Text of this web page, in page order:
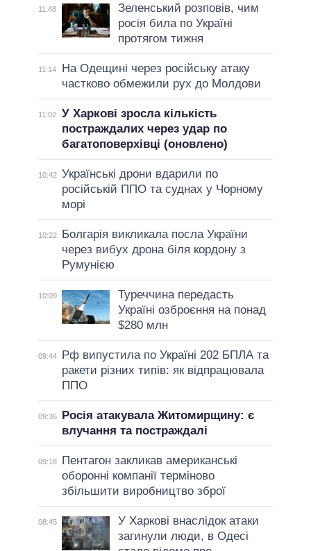
11:48
Зеленський розповів, чим
росія била по Україні
протягом тижня
11:14
На Одещині через російську атаку
частково обмежили рух до Молдови
11:02
У Харкові зросла кількість
постраждалих через удар по
багатоповерхівці (оновлено)
10:42 Українські дрони вдарили по
російській ППО та суднах у Чорному
морі
10:22
Болгарія викликала посла України
через вибух дрона біля кордону з
Румунією
10:09
Туреччина передасть
Україні озброєння на понад
$280 млн
09:44
Рф випустила по Україні 202 БПЛА та
ракети різних типів: як відпрацювала
ППО
09:36
Росія атакувала Житомирщину: є
влучання та постраждалі
09:18
Пентагон закликав американські
оборонні компанії терміново
збільшити виробництво зброї
08:45
У Харкові внаслідок атаки
загинули люди, в Одесі